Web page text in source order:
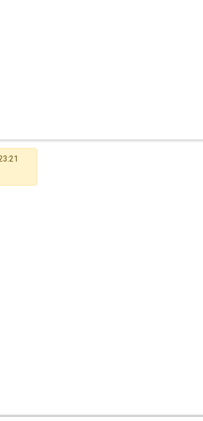
南國小活力STEAM成長營 ─ 養成好習慣，成就